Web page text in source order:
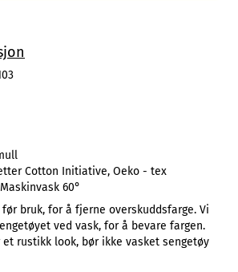
Cotton Initiative, Oeko - tex
Maskinvask 60°
bruk, for å fjerne overskuddsfarge. Vi
ved vask, for å bevare fargen.
et rustikk look, bør ikke vasket sengetøy